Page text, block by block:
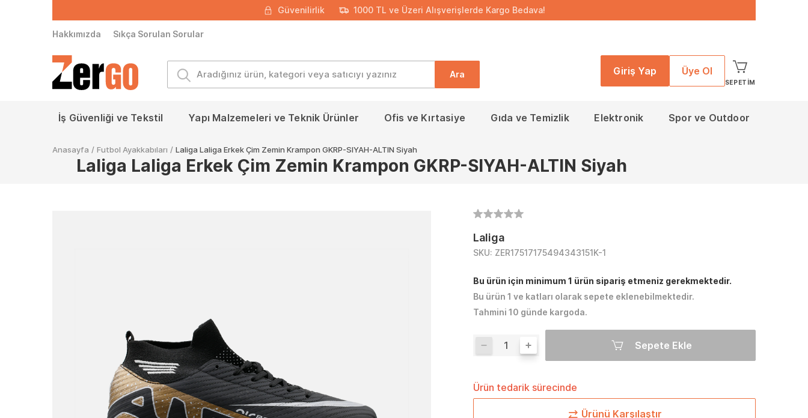
Güvenilirlik 1000 TL ve Üzeri Alışverişlerde Kargo Bedava!
Hakkımızda Sıkça Sorulan Sorular
Ara Giriş Yap Üye Ol
SEPETIM
İş Güvenliği ve Tekstil Yapı Malzemeleri ve Teknik Ürünler Ofis ve Kırtasiye Gıda ve Temizlik Elektronik Spor ve Outdoor
Anasayfa / Futbol Ayakkabıları / Laliga Laliga Erkek Çim Zemin Krampon GKRP-SIYAH-ALTIN Siyah
Laliga Laliga Erkek Çim Zemin Krampon GKRP-SIYAH-ALTIN Siyah
Laliga
SKU: ZER17517175494343151K-1
Bu ürün için minimum 1 ürün sipariş etmeniz gerekmektedir.
Bu ürün 1 ve katları olarak sepete eklenebilmektedir.
Tahmini 10 günde kargoda.
Sepete Ekle
Ürün tedarik sürecinde
Ürünü Karşılaştır